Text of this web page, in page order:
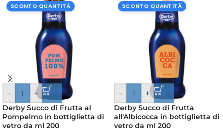
SCONTO QUANTITÀ
- +
Derby Succo di Frutta al
Pompelmo in bottiglietta di
vetro da ml 200
SCONTO QUANTITÀ
- +
Derby Succo di Frutta
all'Albicocca in bottiglietta di
vetro da ml 200